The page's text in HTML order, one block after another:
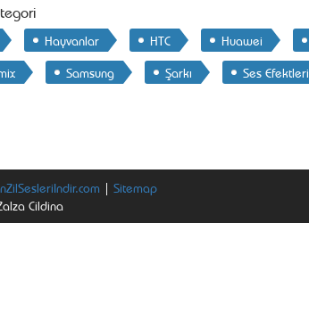
Hayvanlar HTC Huawei
Samsung Şarkı Ses Efektleri
| Sitemap
Cildina